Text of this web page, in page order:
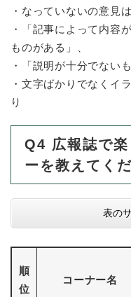
・なっていないの意見
・「記事によって内容
ものがある」、
・「説明が十分でない
・文字ばかりでなくイ
り
Q4 広報誌で
ーを教えてく
表の
順
位
コーナー名